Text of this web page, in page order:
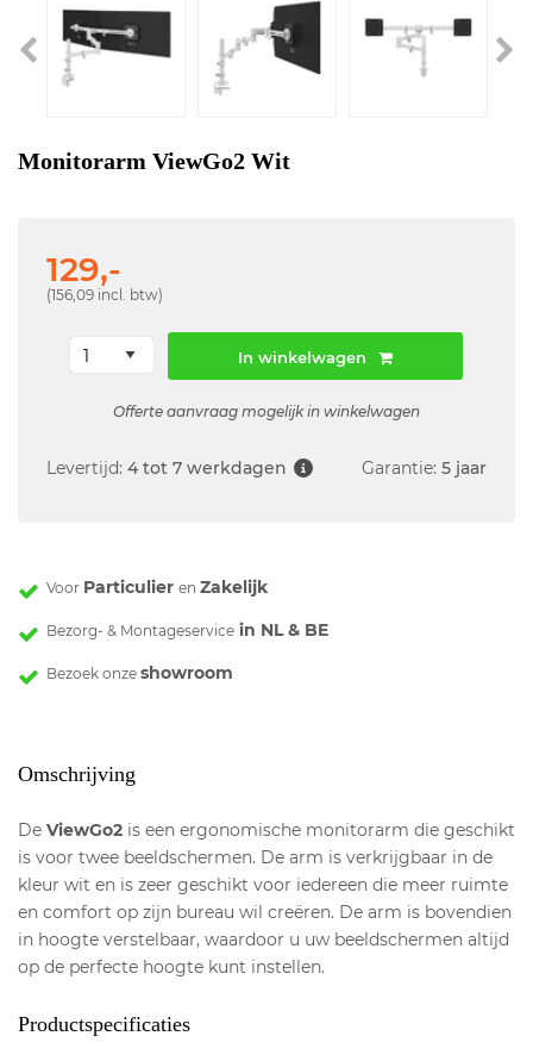
Monitorarm ViewGo2 Wit
129,-
(156,09 incl. btw)
In winkelwagen
Offerte aanvraag mogelijk in winkelwagen
Levertijd: 4 tot 7 werkdagen Garantie: 5 jaar
Voor Particulier en Zakelijk
Bezorg- & Montageservice in NL & BE
Bezoek onze showroom
Omschrijving
De ViewGo2 is een ergonomische monitorarm die geschikt
is voor twee beeldschermen. De arm is verkrijgbaar in de
kleur wit en is zeer geschikt voor iedereen die meer ruimte
en comfort op zijn bureau wil creëren. De arm is bovendien
in hoogte verstelbaar, waardoor u uw beeldschermen altijd
op de perfecte hoogte kunt instellen.
Productspecificaties